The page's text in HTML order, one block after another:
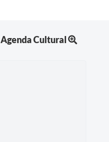
Agenda Cultural